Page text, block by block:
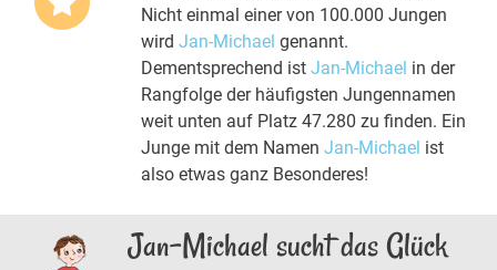
Nicht einmal einer von 100.000 Jungen
wird Jan-Michael genannt.
Dementsprechend ist Jan-Michael in der
Rangfolge der häufigsten Jungennamen
weit unten auf Platz 47.280 zu finden. Ein
Junge mit dem Namen Jan-Michael ist
also etwas ganz Besonderes!
Jan-Michael sucht das Glück